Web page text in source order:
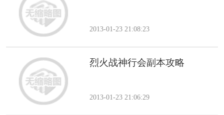
2013-01-23 21:08:23
烈火战神行会副本攻略
2013-01-23 21:06:29